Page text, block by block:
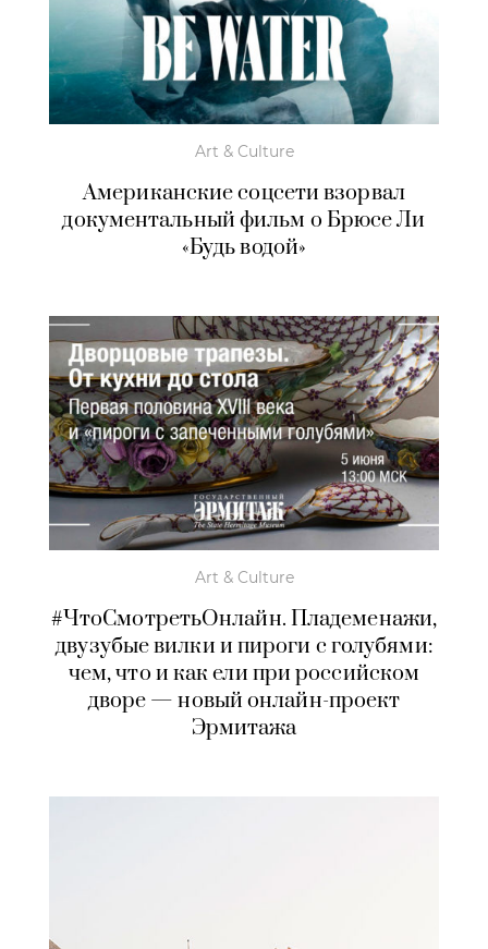
Art & Culture
Американские соцсети взорвал
документальный фильм о Брюсе Ли
«Будь водой»
Art & Culture
#ЧтоСмотретьОнлайн. Пладеменажи,
двузубые вилки и пироги с голубями:
чем, что и как ели при российском
дворе — новый онлайн-проект
Эрмитажа